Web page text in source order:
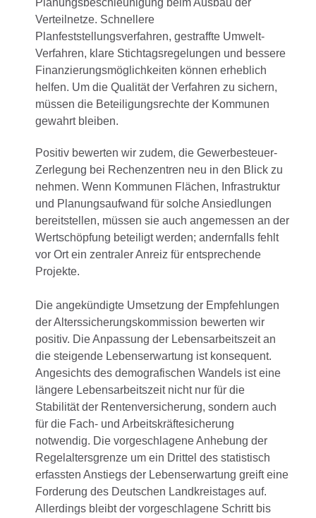
Verteilnetze. Schnellere
Planfeststellungsverfahren, gestraffte Umwelt-
Verfahren, klare Stichtagsregelungen und bessere
Finanzierungsmöglichkeiten können erheblich
helfen. Um die Qualität der Verfahren zu sichern,
müssen die Beteiligungsrechte der Kommunen
gewahrt bleiben.
Positiv bewerten wir zudem, die Gewerbesteuer-
Zerlegung bei Rechenzentren neu in den Blick zu
nehmen. Wenn Kommunen Flächen, Infrastruktur
und Planungsaufwand für solche Ansiedlungen
bereitstellen, müssen sie auch angemessen an der
Wertschöpfung beteiligt werden; andernfalls fehlt
vor Ort ein zentraler Anreiz für entsprechende
Projekte.
Die angekündigte Umsetzung der Empfehlungen
der Alterssicherungskommission bewerten wir
positiv. Die Anpassung der Lebensarbeitszeit an
die steigende Lebenserwartung ist konsequent.
Angesichts des demografischen Wandels ist eine
längere Lebensarbeitszeit nicht nur für die
Stabilität der Rentenversicherung, sondern auch
für die Fach- und Arbeitskräftesicherung
notwendig. Die vorgeschlagene Anhebung der
Regelaltersgrenze um ein Drittel des statistisch
erfassten Anstiegs der Lebenserwartung greift eine
Forderung des Deutschen Landkreistages auf.
Allerdings bleibt der vorgeschlagene Schritt bis